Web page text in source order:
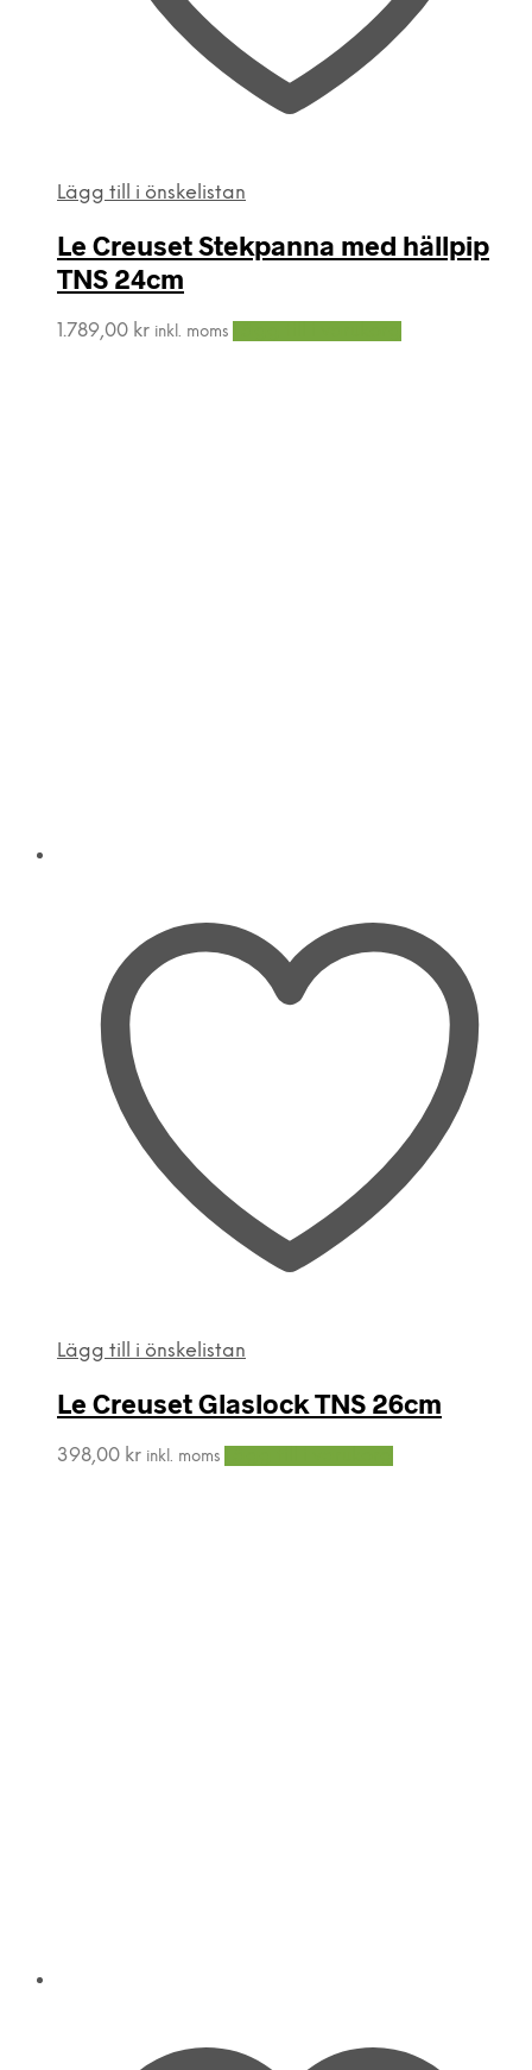
Lägg till i önskelistan
Le Creuset Stekpanna med hällpip
TNS 24cm
1.789,00 kr inkl. moms
Lägg till i önskelistan
Le Creuset Glaslock TNS 26cm
398,00 kr inkl. moms